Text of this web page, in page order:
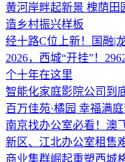
黄河岸畔起新景 槐荫
造乡村振兴样板
经十路C位上新！国融|
2026，西城“开挂”！
个十年在这里
智能化家庭影院公司到
百万佳苑·橘园 幸福满
南京找办公室必看！澳
新区、江北办公室租售
商业集群崛起重塑西